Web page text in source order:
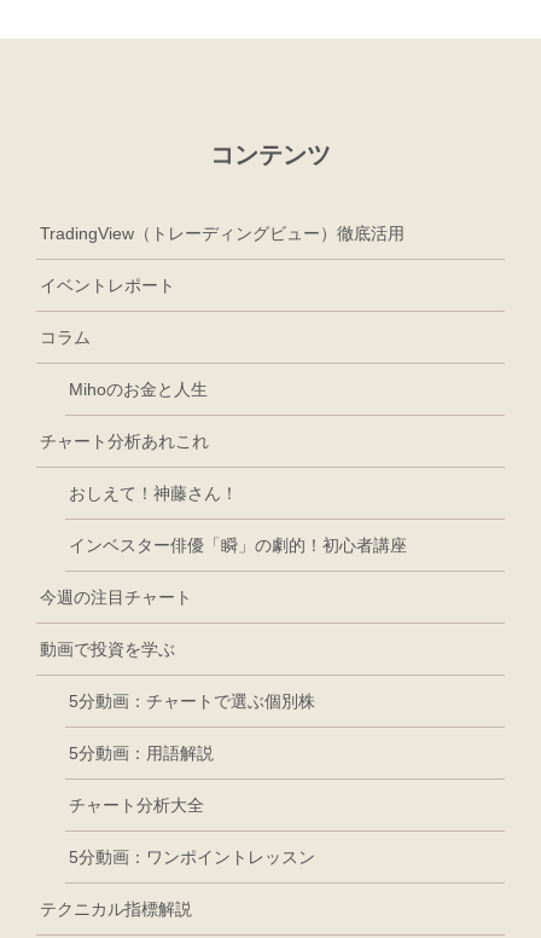
コンテンツ
TradingView（トレーディングビュー）徹底活用
イベントレポート
コラム
Mihoのお金と人生
チャート分析あれこれ
おしえて！神藤さん！
インベスター俳優「瞬」の劇的！初心者講座
今週の注目チャート
動画で投資を学ぶ
5分動画：チャートで選ぶ個別株
5分動画：用語解説
チャート分析大全
5分動画：ワンポイントレッスン
テクニカル指標解説